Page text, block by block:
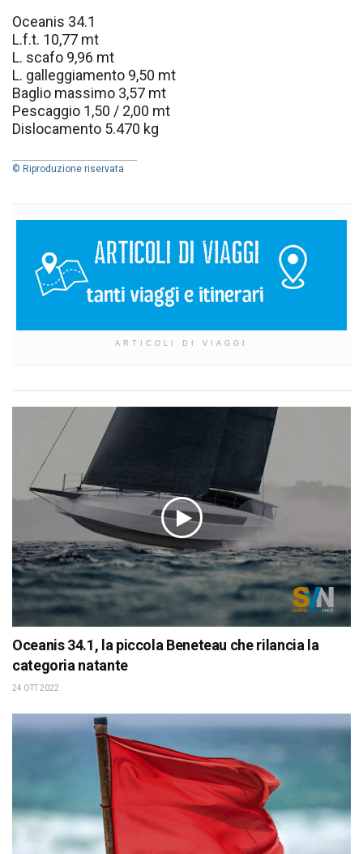
Oceanis 34.1
L.f.t. 10,77 mt
L. scafo 9,96 mt
L. galleggiamento 9,50 mt
Baglio massimo 3,57 mt
Pescaggio 1,50 / 2,00 mt
Dislocamento 5.470 kg
© Riproduzione riservata
ARTICOLI DI VIAGGI
Oceanis 34.1, la piccola Beneteau che rilancia la
categoria natante
24 OTT 2022